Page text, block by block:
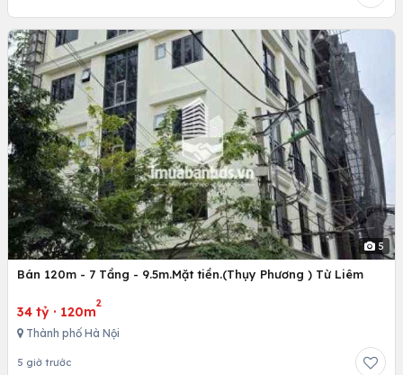
5
Bán 120m - 7 Tầng - 9.5m.Mặt tiền.(Thụy Phương ) Từ Liêm
34 tỷ · 120m
2
Thành phố Hà Nội
5 giờ trước